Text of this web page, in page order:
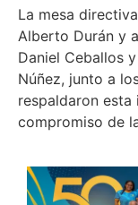
La mesa
Alberto Durán y
Daniel Ceballos
Núñez, junto a
respaldaron
compromiso de